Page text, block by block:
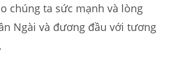
chúng ta sức mạnh và lòng
Ngài và đương đầu với tương